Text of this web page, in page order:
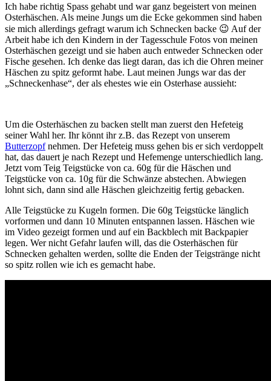
Ich habe richtig Spass gehabt und war ganz begeistert von meinen
Osterhäschen. Als meine Jungs um die Ecke gekommen sind haben
sie mich allerdings gefragt warum ich Schnecken backe 😉 Auf der
Arbeit habe ich den Kindern in der Tagesschule Fotos von meinen
Osterhäschen gezeigt und sie haben auch entweder Schnecken oder
Fische gesehen. Ich denke das liegt daran, das ich die Ohren meiner
Häschen zu spitz geformt habe. Laut meinen Jungs war das der
„Schneckenhase“, der als ehestes wie ein Osterhase aussieht:
Um die Osterhäschen zu backen stellt man zuerst den Hefeteig
seiner Wahl her. Ihr könnt ihr z.B. das Rezept von unserem
Butterzopfnehmen. Der Hefeteig muss gehen bis er sich verdoppelt
hat, das dauert je nach Rezept und Hefemenge unterschiedlich lang.
Jetzt vom Teig Teigstücke von ca. 60g für die Häschen und
Teigstücke von ca. 10g für die Schwänze abstechen. Abwiegen
lohnt sich, dann sind alle Häschen gleichzeitig fertig gebacken.
Alle Teigstücke zu Kugeln formen. Die 60g Teigstücke länglich
vorformen und dann 10 Minuten entspannen lassen. Häschen wie
im Video gezeigt formen und auf ein Backblech mit Backpapier
legen. Wer nicht Gefahr laufen will, das die Osterhäschen für
Schnecken gehalten werden, sollte die Enden der Teigstränge nicht
so spitz rollen wie ich es gemacht habe.